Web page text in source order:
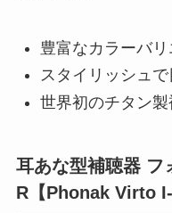
豊富なカラーバ
スタイリッシュ
世界初のチタン
耳あな型補聴器 フ
R【Phonak Virto I-